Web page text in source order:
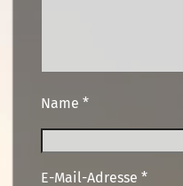
Name *
E-Mail-Adresse *